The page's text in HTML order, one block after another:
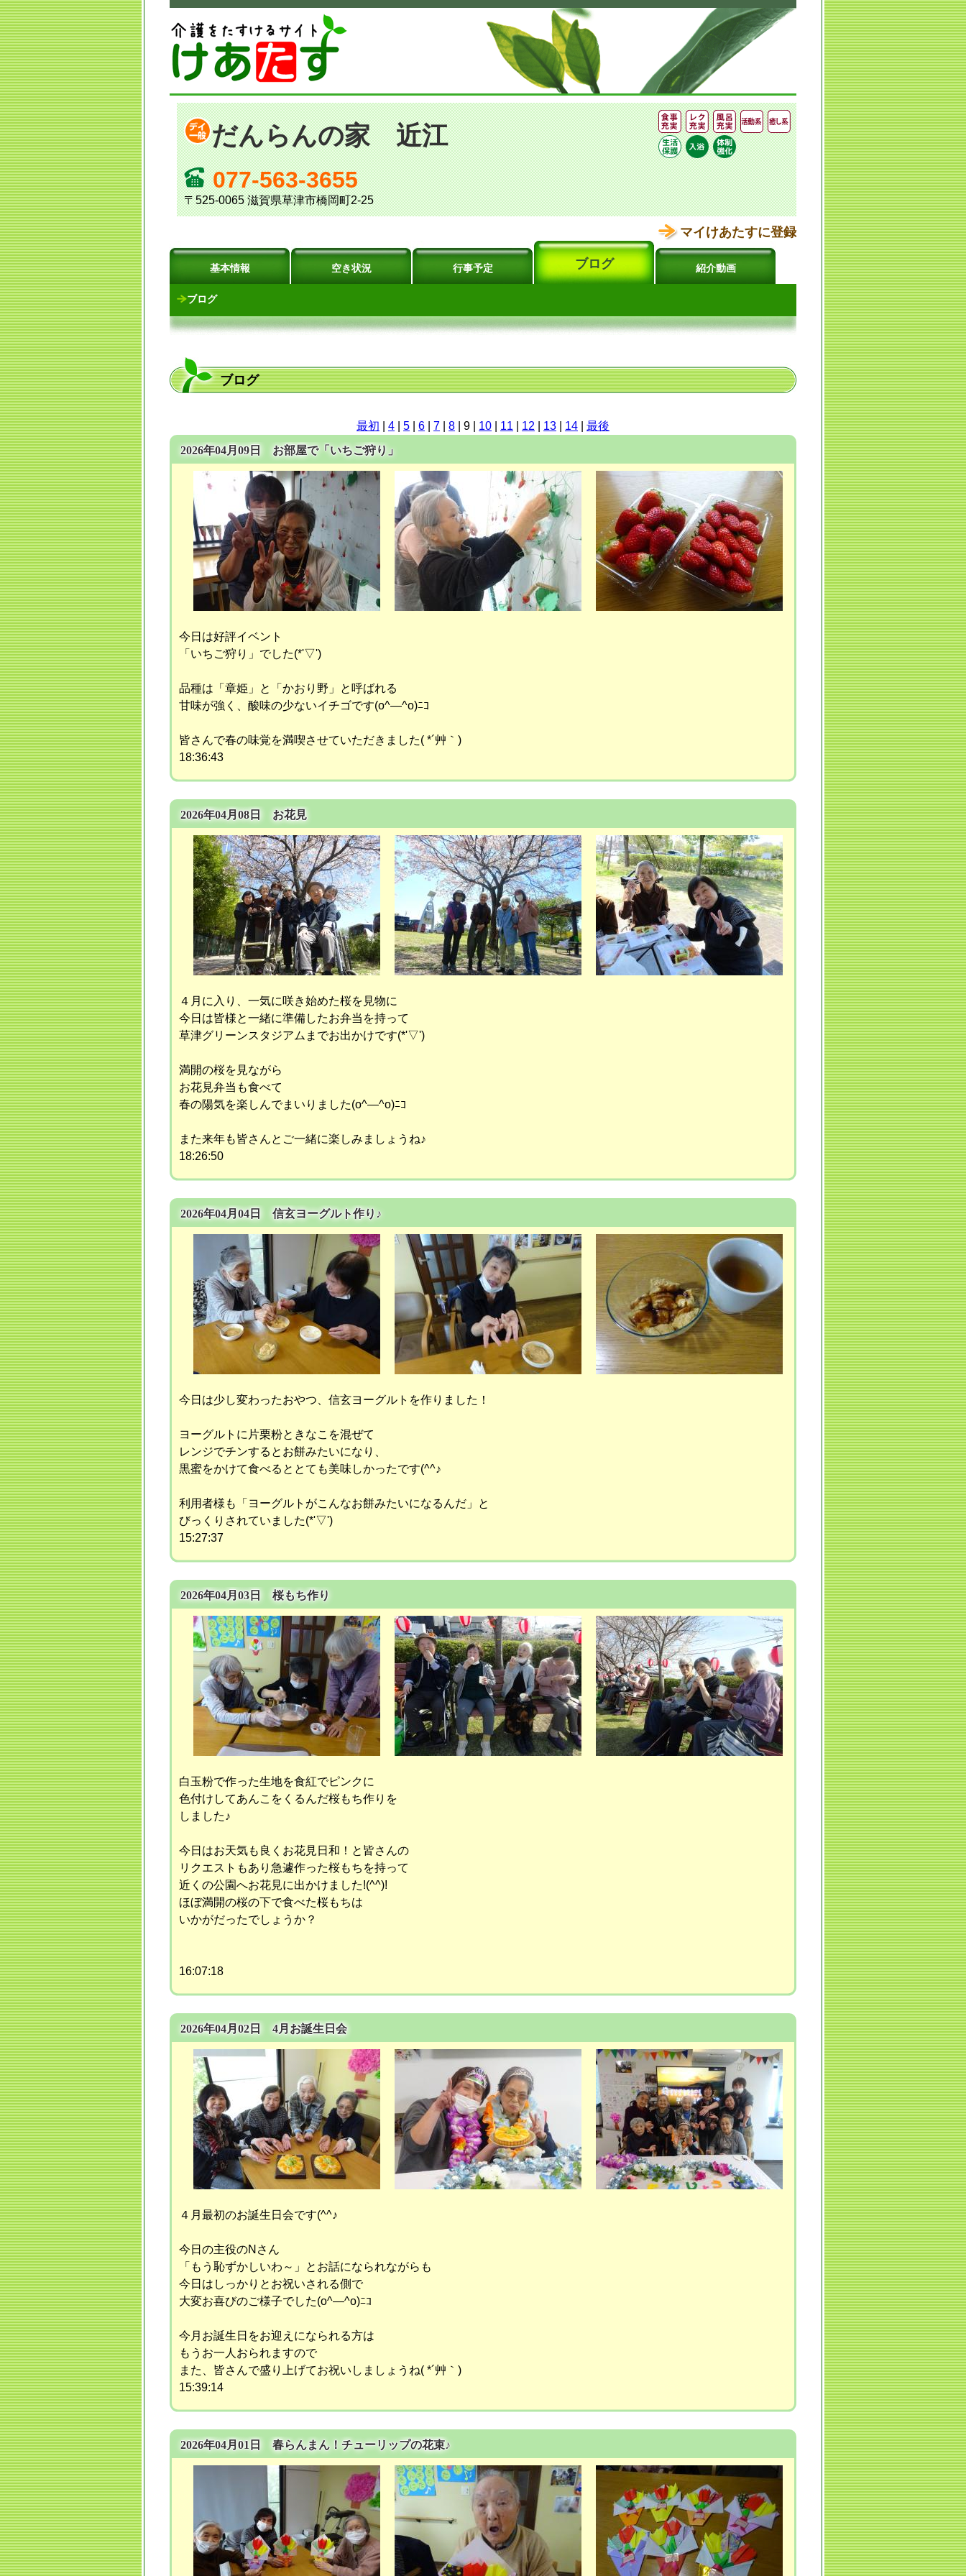
だんらんの家 近江
077-563-3655
〒525-0065 滋賀県草津市橋岡町2-25
マイけあたすに登録
基本情報 空き状況 行事予定 ブログ 紹介動画
ブログ
ブログ
最初 4 5 6 7 8 | 9 | 10 11 12 13 14
最後
2026年04月09日 お部屋で「いちご狩り」
今日は好評イベント
「いちご狩り」でした(*'▽')
品種は「章姫」と「かおり野」と呼ばれる
甘味が強く、酸味の少ないイチゴです(o^―^o)ﾆｺ
皆さんで春の味覚を満喫させていただきました( *´艸｀)
18:36:43
2026年04月08日 お花見
４月に入り、一気に咲き始めた桜を見物に
今日は皆様と一緒に準備したお弁当を持って
草津グリーンスタジアムまでお出かけです(*'▽')
満開の桜を見ながら
お花見弁当も食べて
春の陽気を楽しんでまいりました(o^―^o)ﾆｺ
また来年も皆さんとご一緒に楽しみましょうね♪
18:26:50
2026年04月04日 信玄ヨーグルト作り♪
今日は少し変わったおやつ、信玄ヨーグルトを作りました！
ヨーグルトに片栗粉ときなこを混ぜて
レンジでチンするとお餅みたいになり、
黒蜜をかけて食べるととても美味しかったです(^^♪
利用者様も「ヨーグルトがこんなお餅みたいになるんだ」と
びっくりされていました(*'▽')
15:27:37
2026年04月03日 桜もち作り
白玉粉で作った生地を食紅でピンクに
色付けしてあんこをくるんだ桜もち作りを
しました♪
今日はお天気も良くお花見日和！と皆さんの
リクエストもあり急遽作った桜もちを持って
近くの公園へお花見に出かけました!(^^)!
ほぼ満開の桜の下で食べた桜もちは
いかがだったでしょうか？
16:07:18
2026年04月02日 4月お誕生日会
４月最初のお誕生日会です(^^♪
今日の主役のNさん
「もう恥ずかしいわ～」とお話になられながらも
今日はしっかりとお祝いされる側で
大変お喜びのご様子でした(o^―^o)ﾆｺ
今月お誕生日をお迎えになられる方は
もうお一人おられますので
また、皆さんで盛り上げてお祝いしましょうね( *´艸｀)
15:39:14
2026年04月01日 春らんまん！チューリップの花束♪